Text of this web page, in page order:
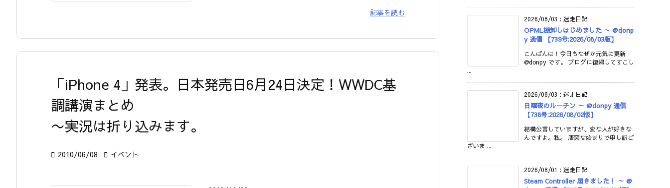
記事を読む
「iPhone 4」発表。日本発売日6月24日決定！WWDC基
調講演まとめ
〜実況は折り込みます。
 2010/06/08  イベント
2026/08/03 : 迷走日記
OPML棚卸しはじめました ～ @donp
y 通信 【739号:2026/08/03版】
こんばんは！今日もなぜか元気に更新
@donpy です。 ブログに復帰してすこし
...
2026/08/03 : 迷走日記
日曜夜のルーチン ～ @donpy 通信
【738号:2026/08/02版】
結構公言していますが、変な人が好きな
んですよ。私。 唐突な始まりで申し訳ご
ざいま ...
2026/08/01 : 迷走日記
Steam Controller 届きました！ ～ @